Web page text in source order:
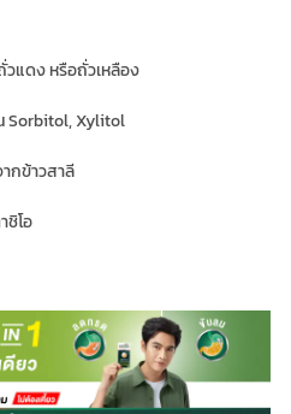
แดง หรือถั่วเหลือง
Sorbitol, Xylitol
กข้าวสาลี
ชิโอ